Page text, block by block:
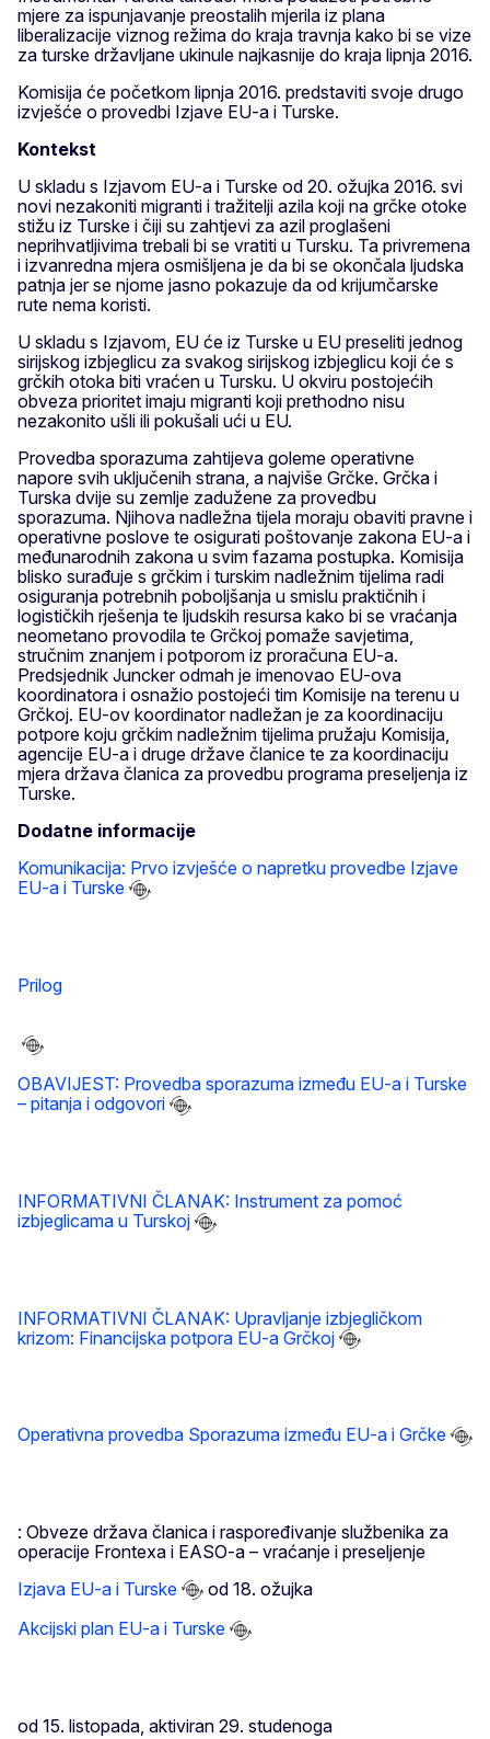
mjere za ispunjavanje preostalih mjerila iz plana
liberalizacije viznog režima do kraja travnja kako bi se vize
za turske državljane ukinule najkasnije do kraja lipnja 2016.
Komisija će početkom lipnja 2016. predstaviti svoje drugo
izvješće o provedbi Izjave EU-a i Turske.
Kontekst
U skladu s Izjavom EU-a i Turske od 20. ožujka 2016. svi
novi nezakoniti migranti i tražitelji azila koji na grčke otoke
stižu iz Turske i čiji su zahtjevi za azil proglašeni
neprihvatljivima trebali bi se vratiti u Tursku. Ta privremena
i izvanredna mjera osmišljena je da bi se okončala ljudska
patnja jer se njome jasno pokazuje da od krijumčarske
rute nema koristi.
U skladu s Izjavom, EU će iz Turske u EU preseliti jednog
sirijskog izbjeglicu za svakog sirijskog izbjeglicu koji će s
grčkih otoka biti vraćen u Tursku. U okviru postojećih
obveza prioritet imaju migranti koji prethodno nisu
nezakonito ušli ili pokušali ući u EU.
Provedba sporazuma zahtijeva goleme operativne
napore svih uključenih strana, a najviše Grčke. Grčka i
Turska dvije su zemlje zadužene za provedbu
sporazuma. Njihova nadležna tijela moraju obaviti pravne i
operativne poslove te osigurati poštovanje zakona EU-a i
međunarodnih zakona u svim fazama postupka. Komisija
blisko surađuje s grčkim i turskim nadležnim tijelima radi
osiguranja potrebnih poboljšanja u smislu praktičnih i
logističkih rješenja te ljudskih resursa kako bi se vraćanja
neometano provodila te Grčkoj pomaže savjetima,
stručnim znanjem i potporom iz proračuna EU-a.
Predsjednik Juncker odmah je imenovao EU-ova
koordinatora i osnažio postojeći tim Komisije na terenu u
Grčkoj. EU-ov koordinator nadležan je za koordinaciju
potpore koju grčkim nadležnim tijelima pružaju Komisija,
agencije EU-a i druge države članice te za koordinaciju
mjera država članica za provedbu programa preseljenja iz
Turske.
Dodatne informacije
Komunikacija: Prvo izvješće o napretku provedbe Izjave
EU-a i Turske
Prilog
OBAVIJEST: Provedba sporazuma između EU-a i Turske
– pitanja i odgovori
INFORMATIVNI ČLANAK: Instrument za pomoć
izbjeglicama u Turskoj
INFORMATIVNI ČLANAK: Upravljanje izbjegličkom
krizom: Financijska potpora EU-a Grčkoj
Operativna provedba Sporazuma između EU-a i Grčke
: Obveze država članica i raspoređivanje službenika za
operacije Frontexa i EASO-a – vraćanje i preseljenje
Izjava EU-a i Turske
od 18. ožujka
Akcijski plan EU-a i Turske
od 15. listopada, aktiviran 29. studenoga